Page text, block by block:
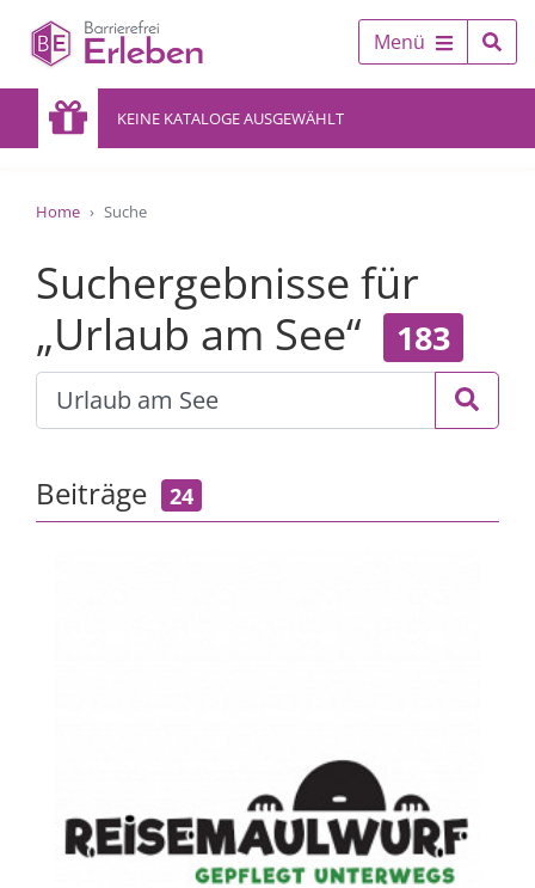
Menü
KEINE KATALOGE AUSGEWÄHLT
Home Suche
Suchergebnisse für
„Urlaub am See“
183
Beiträge 24